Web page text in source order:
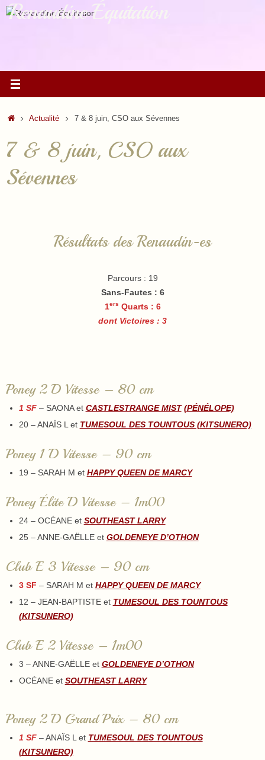
Passer
Renaudine Équitation
Accueil
Actualité 7 & 8 juin, CSO aux Sévennes
7 & 8 juin, CSO aux
Sévennes
Résultats des Renaudin-es
Parcours : 19
Sans-Fautes : 6
1ers Quarts : 6
dont Victoires : 3
Poney 2 D Vitesse – 80 cm
1 SF– SAONA et CASTLESTRANGE MIST (PÉNÉLOPE)
20 – ANAÏS L et TUMESOUL DES TOUNTOUS (KITSUNERO)
Poney 1 D Vitesse – 90 cm
19 – SARAH M et HAPPY QUEEN DE MARCY
Poney Élite D Vitesse – 1m00
24 – OCÉANE et SOUTHEAST LARRY
25 – ANNE-GAËLLE et GOLDENEYE D’OTHON
Club E 3 Vitesse – 90 cm
3 SF – SARAH M et HAPPY QUEEN DE MARCY
12 – JEAN-BAPTISTE et TUMESOUL DES TOUNTOUS
(KITSUNERO)
Club E 2 Vitesse – 1m00
3 – ANNE-GAËLLE et GOLDENEYE D’OTHON
OCÉANE et SOUTHEAST LARRY
Poney 2 D Grand Prix – 80 cm
1 SF– ANAÏS L et TUMESOUL DES TOUNTOUS
(KITSUNERO)